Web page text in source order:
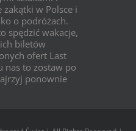
w Polsce i
o podróżach.
spędzić wakacje,
biletów
ofert Last
nas to zostaw po
ponownie